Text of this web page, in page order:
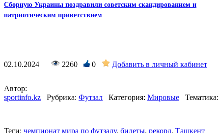
Сборную Украины поздравили советским скандированием и
патриотическим приветствием
02.10.2024 2260 0 Добавить в личный кабинет
Автор:
sportinfo.kz
Рубрика: Футзал Категория: Мировые Тематика:
Теги: чемпионат мира по футзалу, билеты, рекорд, Ташкент